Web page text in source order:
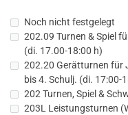
Noch nicht festgelegt
202.09 Turnen & Spiel
(di. 17.00-18:00 h)
202.20 Gerätturnen für
bis 4. Schulj. (di. 17:00-
202 Turnen, Spiel &
203L Leistungsturnen